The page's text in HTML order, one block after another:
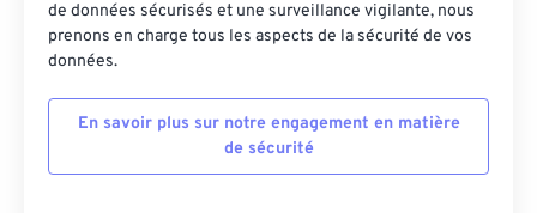
de données sécurisés et une surveillance vigilante, nous
prenons en charge tous les aspects de la sécurité de vos
données.
En savoir plus sur notre engagement en matière
de sécurité